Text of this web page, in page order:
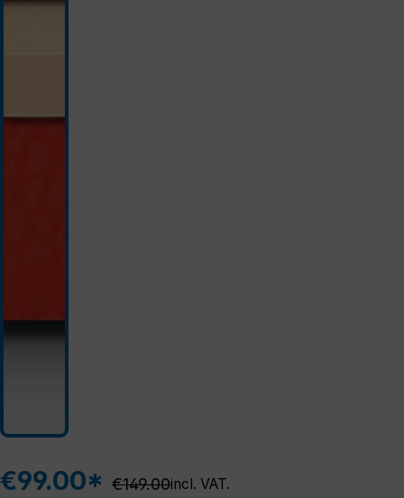
€99.00* Regular price:
€149.00incl. VAT.